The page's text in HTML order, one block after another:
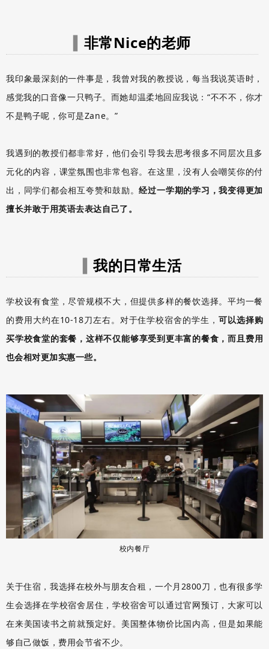
非常Nice的老师
我印象最深刻的一件事是，我曾对我的教授说，每当我说英语时，
感觉我的口音像一只鸭子。 而她却温柔地回应我说：“不不不，你才
不是鸭子呢，你可是Zane。 ”
我遇到的教授们都非常好，他们会引导我去思考很多不同层次且多
元化的内容，课堂氛围也非常包容。在这里，没有人会嘲笑你的付
出，同学们都会相互夸赞和鼓励。经过一学期的学习，我变得更加
擅长并敢于用英语去表达自己了。
▍我的日常生活
学校设有食堂，尽管规模不大，但提供多样的餐饮选择。平均一餐
的费用大约在10-18刀左右。 对于住学校宿舍的学生，可以选择购
买学校食堂的套餐，这样不仅能够享受到更丰富的餐食，而且费用
也会相对更加实惠一些。
校内餐厅
关于住宿，我选择在校外与朋友合租，一个月2800刀，也有很多学
生会选择在学校宿舍居住，学校宿舍可以通过官网预订，大家可以
在来美国读书之前就预定好。美国整体物价比国内高，但是如果能
够自己做饭，费用会节省不少。